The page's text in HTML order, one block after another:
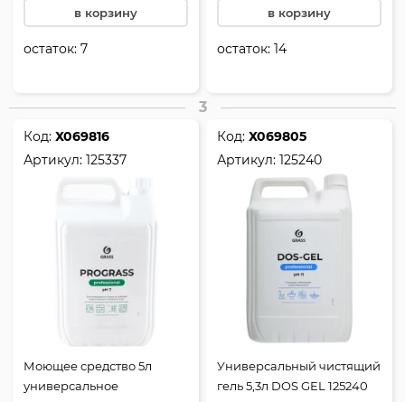
в корзину
остаток:7
в корзину
остаток:14
3
Код:Х069816
Артикул:125337
Моющее средство 5л
универсальное
Код:Х069805
Артикул:125240
Универсальный чистящий
гель 5,3л DOS GEL 125240